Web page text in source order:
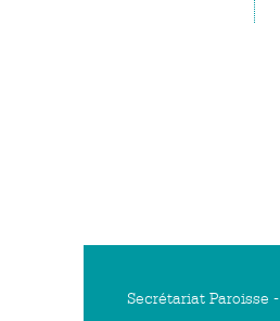
Secrétariat Paroisse